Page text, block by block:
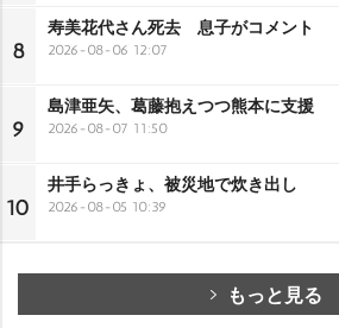
8
寿美花代さん死去 息子がコメント
2026-08-06 12:07
9
島津亜矢、葛藤抱えつつ熊本に支援
2026-08-07 11:50
10
井手らっきょ、被災地で炊き出し
2026-08-05 10:39
もっと見る